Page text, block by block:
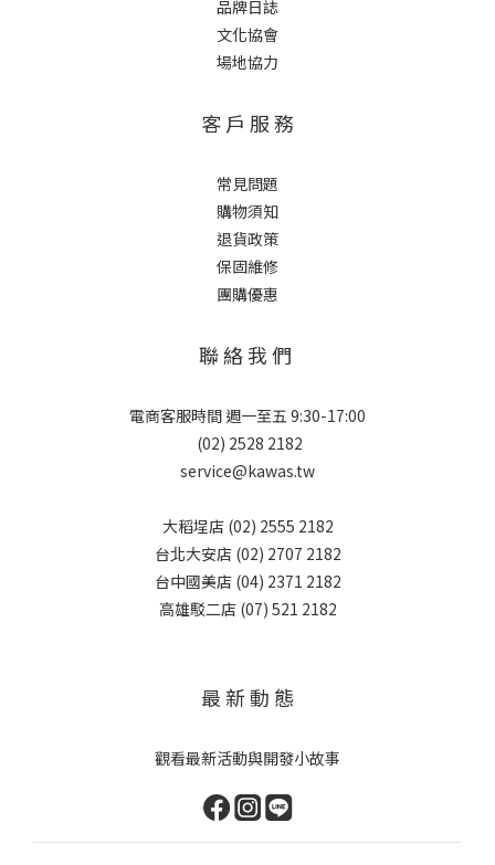
品牌日誌
文化協會
場地協力
客 戶 服 務
常見問題
購物須知
退貨政策
保固維修
團購優惠
聯 絡 我 們
電商客服時間 週一至五 9:30-17:00
(02) 2528 2182
service@kawas.tw
大稻埕店 (02) 2555 2182
台北大安店 (02) 2707 2182
台中國美店 (04) 2371 2182
高雄駁二店 (07) 521 2182
最 新 動 態
觀看最新活動與開發小故事